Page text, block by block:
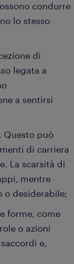
condurre
lo stesso
di
legata a
a sentirsi
Questo può
di carriera
La scarsità di
mentre
o desiderabile;
forme, come
o azioni
e,